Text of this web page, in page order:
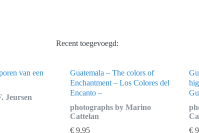
Recent toegevoegd:
van een
Jeursen
Guatemala – The colors of
Enchantment – Los Colores del
Encanto –
photographs by Marino
Cattelan
€ 9,95
€